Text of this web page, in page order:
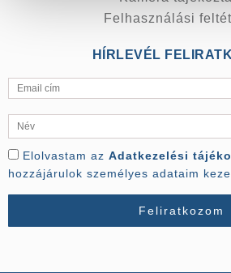
Felhasználási
HÍRLEVÉL
Elolvastam az Adatkezelési
hozzájárulok személyes adataim